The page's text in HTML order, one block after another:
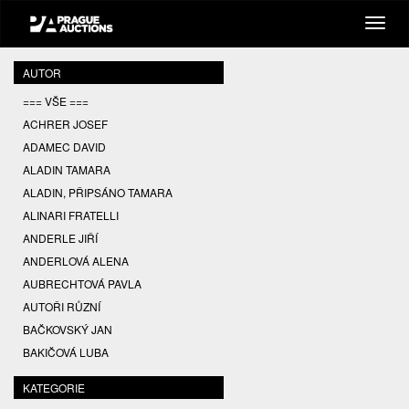
AUTOR
=== VŠE ===
ACHRER JOSEF
ADAMEC DAVID
ALADIN TAMARA
ALADIN, PŘIPSÁNO TAMARA
ALINARI FRATELLI
ANDERLE JIŘÍ
ANDERLOVÁ ALENA
AUBRECHTOVÁ PAVLA
AUTOŘI RŮZNÍ
BAČKOVSKÝ JAN
BAKIČOVÁ LUBA
BALCAR JIŘÍ
BALCAR KAREL
KATEGORIE